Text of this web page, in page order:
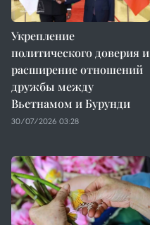
Укрепление
политического доверия и
расширение отношений
дружбы между
Вьетнамом и Бурунди
30/07/2026 03:28